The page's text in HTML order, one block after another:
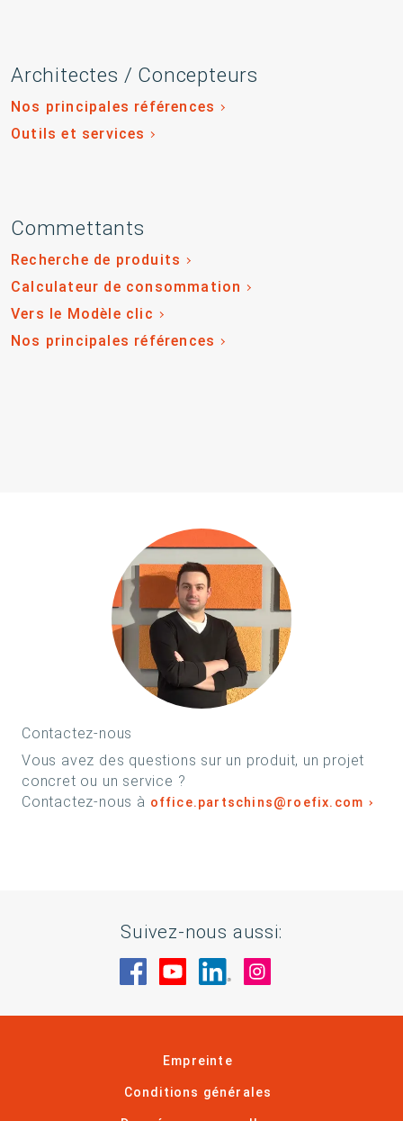
Architectes / Concepteurs
Nos principales références
Outils et services
Commettants
Recherche de produits
Calculateur de consommation
Vers le Modèle clic
Nos principales références
Contactez-nous
Vous avez des questions sur un produit, un projet
concret ou un service ?
Contactez-nous à office.partschins@roefix.com
Suivez-nous aussi:
Rendez-nous visite sur Facebook
Rendez-nous visite sur
Rendez-nous visite
Empreinte
Conditions générales